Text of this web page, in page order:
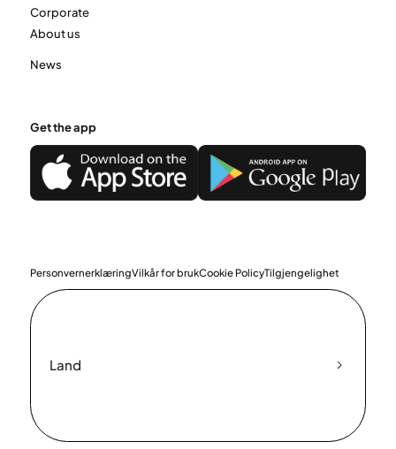
Corporate
About us
News
Get the app
PersonvernerklæringVilkår for brukCookie PolicyTilgjengelighet
Land